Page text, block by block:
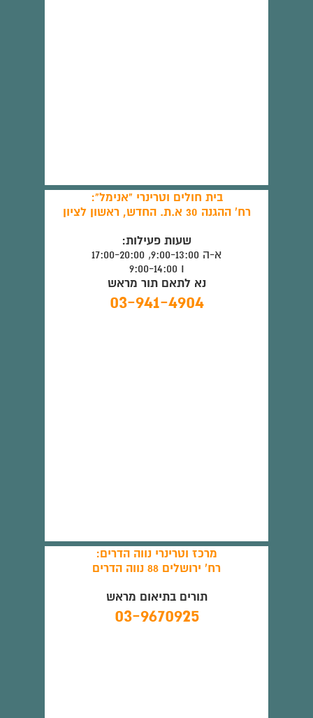
בית חולים וטרינרי "אנימל":
רח' ההגנה 30 א.ת. החדש, ראשון לציון
שעות פעילות:
א-ה 9:00-13:00, 17:00-20:00
ו 9:00-14:00
נא לתאם תור מראש
03-941-4904
מרכז וטרינרי נווה הדרים:
רח' ירושלים 88 נווה הדרים
תורים בתיאום מראש
03-9670925